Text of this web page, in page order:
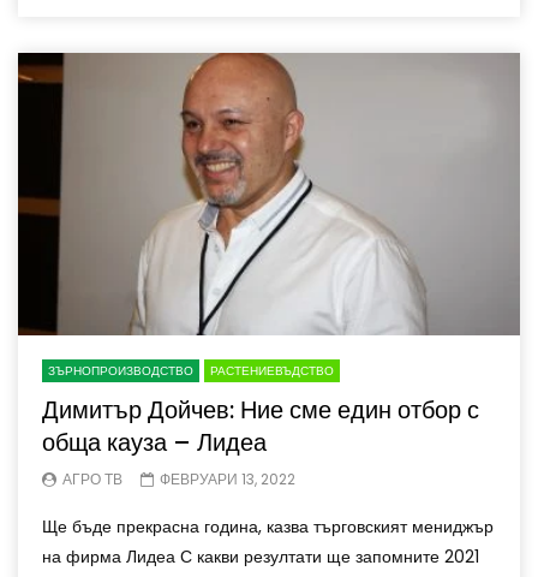
ЗЪРНОПРОИЗВОДСТВО РАСТЕНИЕВЪДСТВО
Димитър Дойчев: Ние сме един отбор с
обща кауза – Лидеа
АГРО ТВ ФЕВРУАРИ 13, 2022
Ще бъде прекрасна година, казва търговският мениджър
на фирма Лидеа С какви резултати ще запомните 2021